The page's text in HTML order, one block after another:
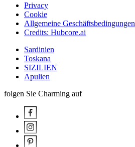
Privacy
Cookie
Allgemeine Geschäftsbedingungen
Credits: Hubcore.ai
Sardinien
Toskana
SIZILIEN
Apulien
folgen Sie Charming auf